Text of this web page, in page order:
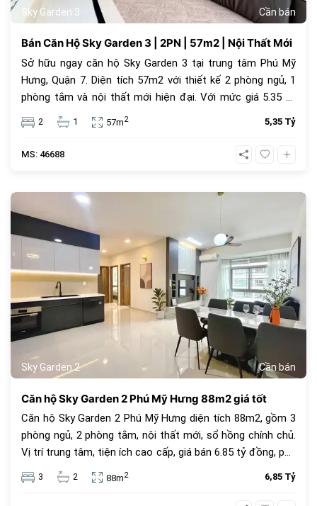
Sky Garden 3 Cần bán
Bán Căn Hộ Sky Garden 3 | 2PN | 57m2 | Nội Thất Mới
Sở hữu ngay căn hộ Sky Garden 3 tại trung tâm Phú Mỹ
Hưng, Quận 7. Diện tích 57m2 với thiết kế 2 phòng ngủ, 1
phòng tắm và nội thất mới hiện đại. Với mức giá 5.35 tỷ
đồng, đây là lựa chọn an cư lý tưởng hoặc đầu tư cho
thuê sinh lời cao trong cộng đồng văn minh.
2 1 57m2 5,35 Tỷ
MS: 46688
Sky Garden 2 Cần bán
Căn hộ Sky Garden 2 Phú Mỹ Hưng 88m2 giá tốt
Căn hộ Sky Garden 2 Phú Mỹ Hưng diện tích 88m2, gồm 3
phòng ngủ, 2 phòng tắm, nội thất mới, sổ hồng chính chủ.
Vị trí trung tâm, tiện ích cao cấp, giá bán 6.85 tỷ đồng, phù
hợp để ở hoặc đầu tư.
3 2 88m2 6,85 Tỷ